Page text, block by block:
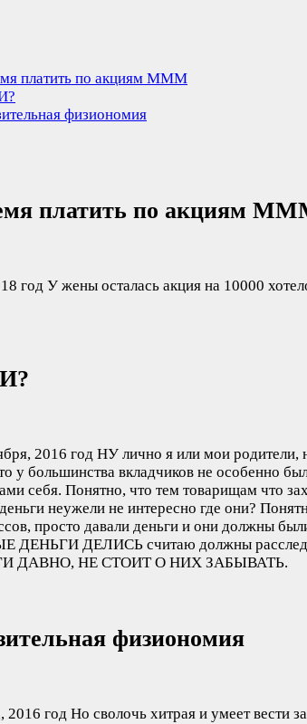
платить по акциям МММ
физиономия
платить по акциям
год У жены осталась акция на 10000
2016 год НУ лично я или мои родители,
у большинства вкладчиков не особенно
себя. Понятно, что тем товарищам что
неужели не интересно где они?
просто давали деньги и они должны
ДЕЛИСЬ считаю должны
ДАВНО, НЕ СТОИТ О НИХ ЗАБЫВАТЬ.
физиономия
2016 год Но сволочь хитрая и умеет вести